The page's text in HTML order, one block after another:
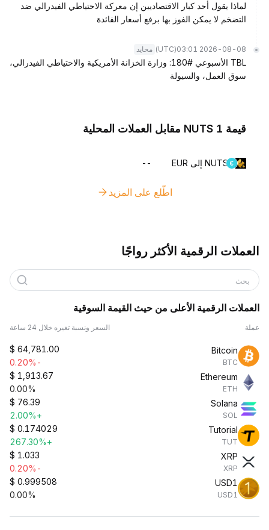
لماذا يقول أحد كبار الاقتصاديين إن معركة الاحتياطي الفيدرالي ضد
التضخم لا يمكن الفوز بها برفع أسعار الفائدة
2026-08-08 03:01
(UTC) محايد
TBL الأسبوعي #180: وزارة الخزانة الأمريكية والاحتياطي الفيدرالي،
سوق العمل، والسيولة
قيمة 1 NUTS مقابل العملات المحلية
NUTS إلى EUR --
اطّلع على المزيد
العملات الرقمية الأكثر رواجًا
بحث
العملات الرقمية الأعلى من حيث القيمة السوقية
عملة السعر ونسبة تغيره خلال 24 ساعة
Bitcoin
BTC
$ 64,781.00
-0.20%
Ethereum
ETH
$ 1,913.67
0.00%
Solana
SOL
$ 76.39
+2.00%
Tutorial
TUT
$ 0.174029
+267.30%
XRP
XRP
$ 1.033
-0.20%
USD1
USD1
$ 0.999508
0.00%